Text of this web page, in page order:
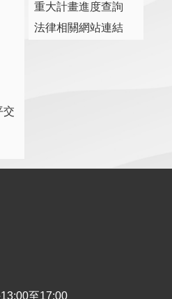
交
重大計畫進度查詢
法律相關網站連結
至17:00